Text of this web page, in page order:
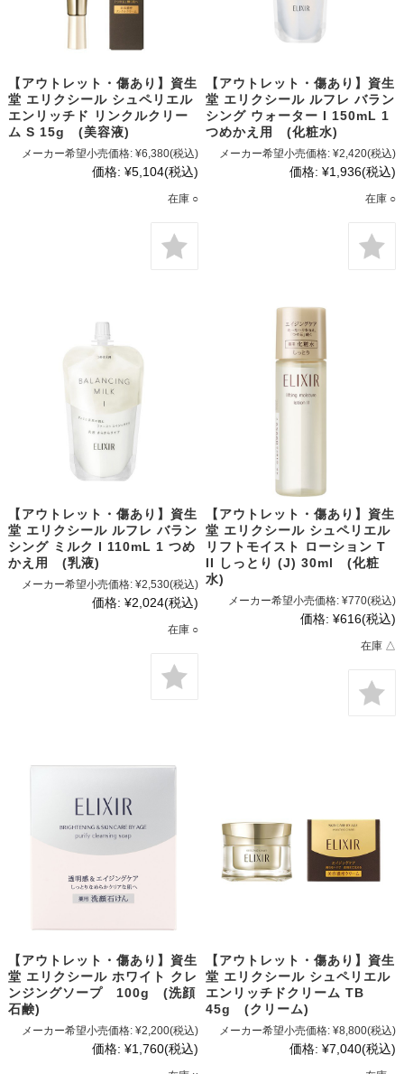
【アウトレット・傷あり】資生
堂 エリクシール シュペリエル
エンリッチド リンクルクリー
ム S 15g (美容液)
メーカー希望小売価格: ¥6,380(税込)
価格: ¥5,104(税込)
在庫 ○
【アウトレット・傷あり】資生
堂 エリクシール ルフレ バラン
シング ウォーター I 150mL 1
つめかえ用 (化粧水)
メーカー希望小売価格: ¥2,420(税込)
価格: ¥1,936(税込)
在庫 ○
【アウトレット・傷あり】資生
堂 エリクシール ルフレ バラン
シング ミルク I 110mL 1 つめ
かえ用 (乳液)
メーカー希望小売価格: ¥2,530(税込)
価格: ¥2,024(税込)
在庫 ○
【アウトレット・傷あり】資生
堂 エリクシール シュペリエル
リフトモイスト ローション T
II しっとり (J) 30ml (化粧
水)
メーカー希望小売価格: ¥770(税込)
価格: ¥616(税込)
在庫 △
【アウトレット・傷あり】資生
堂 エリクシール ホワイト クレ
ンジングソープ 100g (洗顔
石鹸)
メーカー希望小売価格: ¥2,200(税込)
価格: ¥1,760(税込)
【アウトレット・傷あり】資生
堂 エリクシール シュペリエル
エンリッチドクリーム TB
45g (クリーム)
メーカー希望小売価格: ¥8,800(税込)
価格: ¥7,040(税込)